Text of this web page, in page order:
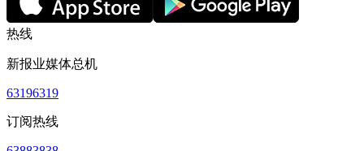
热线
新报业媒体总机
63196319
订阅热线